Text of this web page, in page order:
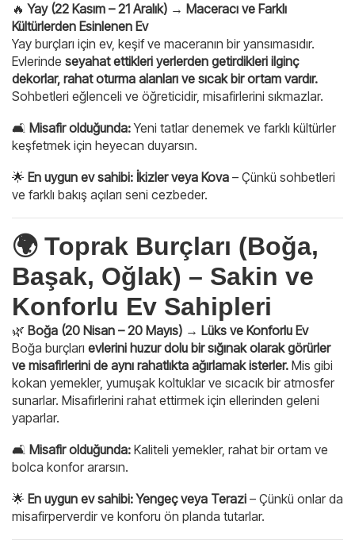
🔥Yay (22 Kasım – 21 Aralık) → Maceracı ve Farklı
Kültürlerden Esinlenen Ev
Yay burçları için ev, keşif ve maceranın bir yansımasıdır.
Evlerinde seyahat ettikleri yerlerden getirdikleri ilginç
dekorlar, rahat oturma alanları ve sıcak bir ortam vardır.
Sohbetleri eğlenceli ve öğreticidir, misafirlerini sıkmazlar.
🛋 Misafir olduğunda:Yeni tatlar denemek ve farklı kültürler
keşfetmek için heyecan duyarsın.
🌟 En uygun ev sahibi: İkizler veya Kova – Çünkü sohbetleri
ve farklı bakış açıları seni cezbeder.
🌍 Toprak Burçları (Boğa,
Başak, Oğlak) – Sakin ve
Konforlu Ev Sahipleri
🌿 Boğa (20 Nisan – 20 Mayıs) → Lüks ve Konforlu Ev
Boğa burçları evlerini huzur dolu bir sığınak olarak görürler
ve misafirlerini de aynı rahatlıkta ağırlamak isterler. Mis gibi
kokan yemekler, yumuşak koltuklar ve sıcacık bir atmosfer
sunarlar. Misafirlerini rahat ettirmek için ellerinden geleni
yaparlar.
🛋 Misafir olduğunda: Kaliteli yemekler, rahat bir ortam ve
bolca konfor ararsın.
🌟 En uygun ev sahibi: Yengeç veya Terazi – Çünkü onlar da
misafirperverdir ve konforu ön planda tutarlar.